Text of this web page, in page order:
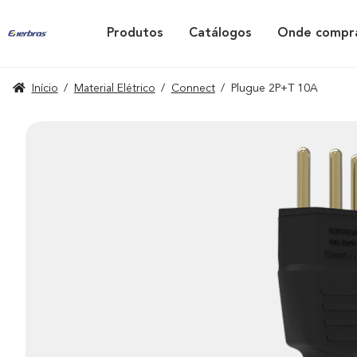
Produtos Catálogos Onde
Início / Material Elétrico / Connect / Plugue 2P+T 10A